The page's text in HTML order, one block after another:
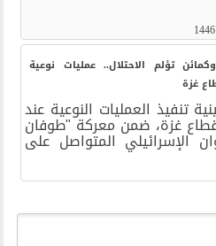
تؤلم الاحتلال.. عمليات نوعية
غزة
تنفيذ العمليات النوعية عند
غزة، ضمن معركة "طوفان
الإسرائيلي المتواصل على